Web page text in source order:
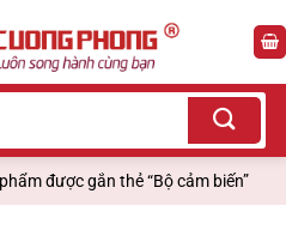
được gắn thẻ “Bộ cảm biến”